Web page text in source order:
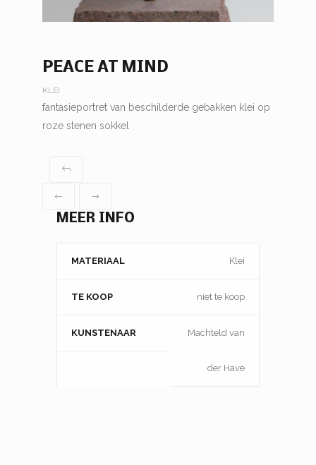
PEACE AT MIND
KLEI
fantasieportret van beschilderde gebakken klei op
roze stenen sokkel
MEER INFO
MATERIAAL Klei
TE KOOP niet te koop
KUNSTENAAR Machteld van
der Have